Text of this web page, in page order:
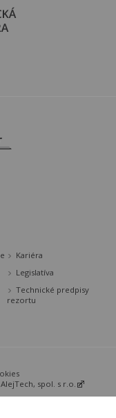
Kariéra
Legislatíva
Technické predpisy
rezortu
AlejTech, spol. s r.o.